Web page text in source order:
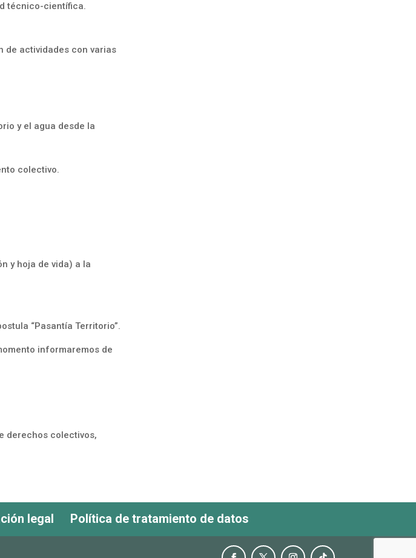
técnico-científica.
de actividades con varias
y el agua desde la
colectivo.
y hoja de vida) a la
“Pasantía Territorio”.
informaremos de
derechos colectivos,
legal Política de tratamiento de datos